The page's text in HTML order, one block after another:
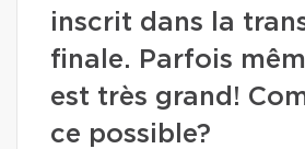
inscrit dans la
finale. Parfois
est très grand!
ce possible?